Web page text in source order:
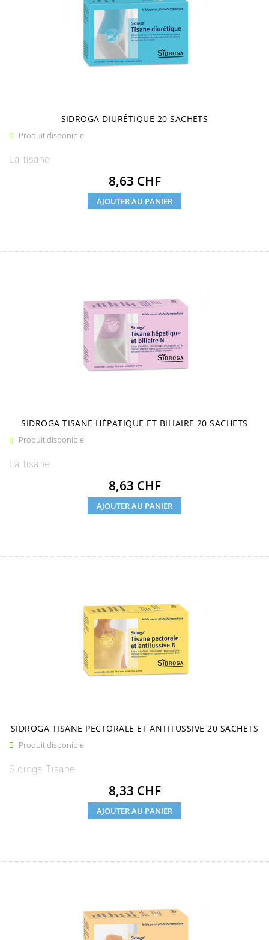
SIDROGA DIURÉTIQUE 20 SACHETS
 Produit disponible
La tisane
Prix
8,63 CHF
AJOUTER AU PANIER
SIDROGA TISANE HÉPATIQUE ET BILIAIRE 20 SACHETS
 Produit disponible
La tisane
Prix
8,63 CHF
AJOUTER AU PANIER
SIDROGA TISANE PECTORALE ET ANTITUSSIVE 20 SACHETS
 Produit disponible
Sidroga Tisane
Prix
8,33 CHF
AJOUTER AU PANIER